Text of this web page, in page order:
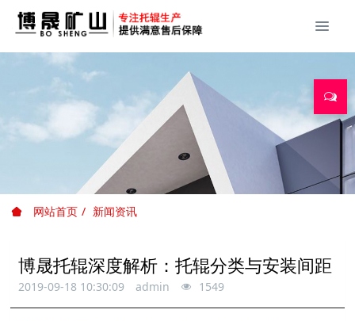
网站首页 新闻资讯
博晟托辊深度解析：托辊分类与安装间距
2019-09-18 10:30:09 admin 1549